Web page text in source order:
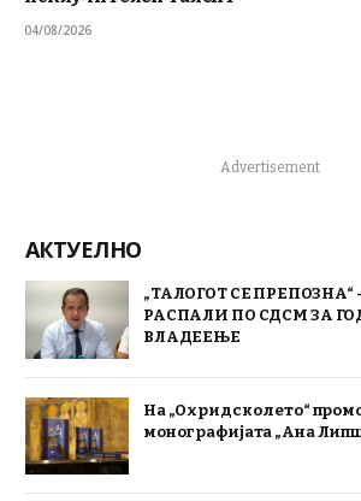
04/08/2026
Advertisement
АКТУЕЛНО
„ТАЛОГОТ СЕ
РАСПАЛИ ПО СДСМ ЗА
ВЛАДЕЕЊЕ
На „Охридско лето“
монографијата „Ана